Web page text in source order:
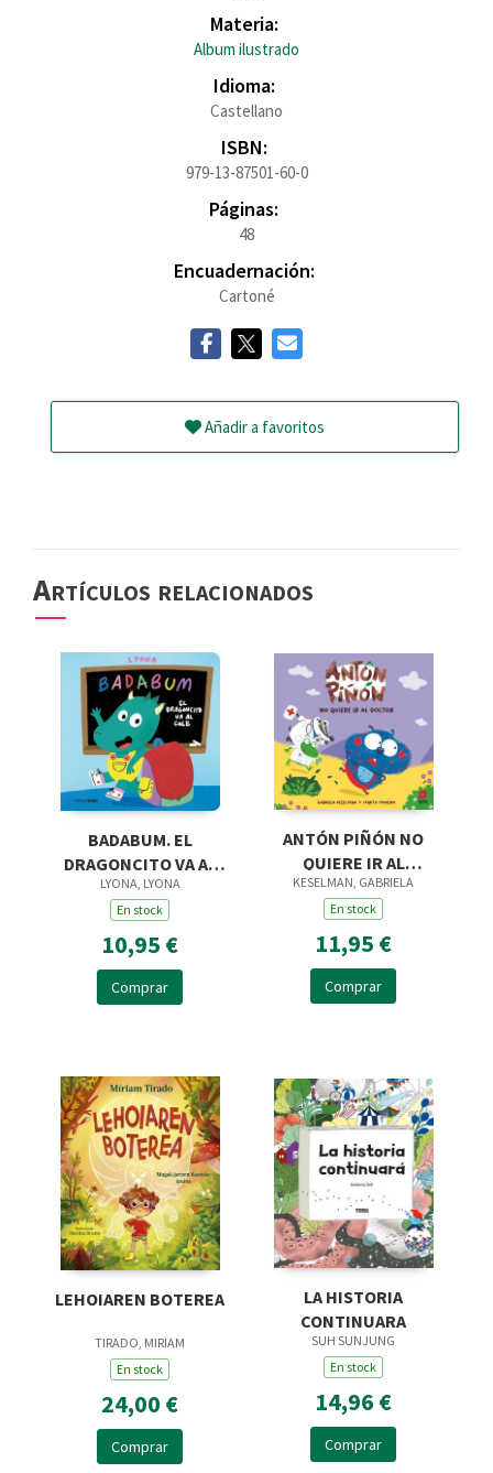
Materia:
Album ilustrado
Idioma:
Castellano
ISBN:
979-13-87501-60-0
Páginas:
48
Encuadernación:
Cartoné
Añadir a favoritos
Artículos relacionados
BADABUM. EL
DRAGONCITO VA AL
COLE
LYONA, LYONA
En stock
10,95 €
Comprar
ANTÓN PIÑÓN NO
QUIERE IR AL
DOCTOR
KESELMAN, GABRIELA
En stock
11,95 €
Comprar
LEHOIAREN BOTEREA
TIRADO, MIRIAM
En stock
24,00 €
Comprar
LA HISTORIA
CONTINUARA
SUH SUNJUNG
En stock
14,96 €
Comprar